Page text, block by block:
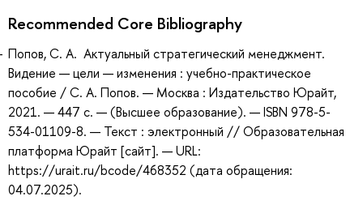
Recommended Core Bibliography
Попов, С. А. Актуальный стратегический менеджмент.
Видение — цели — изменения : учебно-практическое
пособие / С. А. Попов. — Москва : Издательство Юрайт,
2021. — 447 с. — (Высшее образование). — ISBN 978-5-
534-01109-8. — Текст : электронный // Образовательная
платформа Юрайт [сайт]. — URL:
https://urait.ru/bcode/468352 (дата обращения:
04.07.2025).